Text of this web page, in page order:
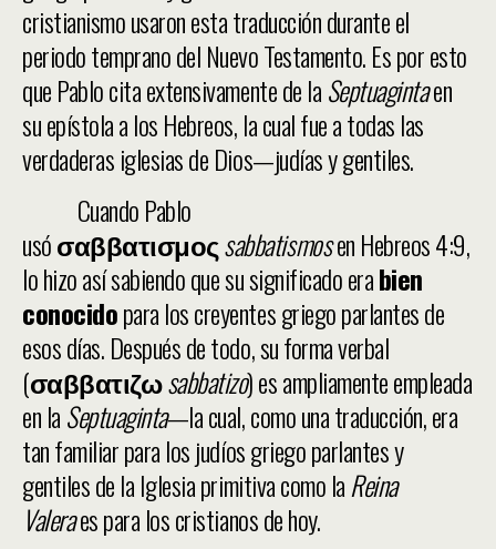
cristianismo usaron esta traducción durante el
periodo temprano del Nuevo Testamento. Es por esto
que Pablo cita extensivamente de laSeptuagintaen
su epístola a los Hebreos, la cual fue a todas las
verdaderas iglesias de Dios—judías y gentiles.
Cuando Pablo
usóσαββατισμοςsabbatismosen Hebreos 4:9,
lo hizo así sabiendo que su significado erabien
conocidopara los creyentes griego parlantes de
esos días. Después de todo, su forma verbal
(σαββατιζωsabbatizo) es ampliamente empleada
en laSeptuaginta—la cual, como una traducción, era
tan familiar para los judíos griego parlantes y
gentiles de la Iglesia primitiva como laReina
Valeraes para los cristianos de hoy.